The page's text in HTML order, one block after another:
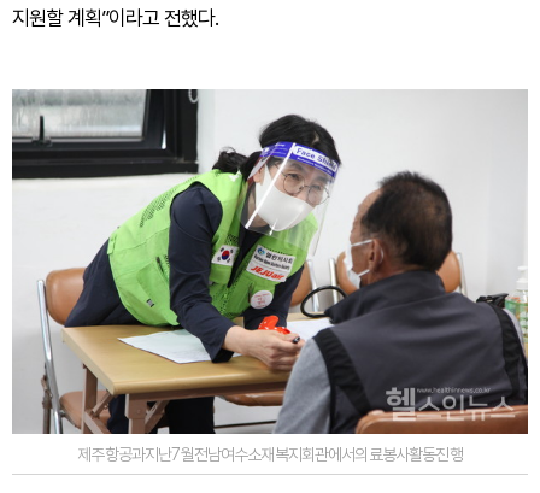
지원할 계획”이라고 전했다.
제주항공과지난7월전남여수소재복지회관에서의료봉사활동진행